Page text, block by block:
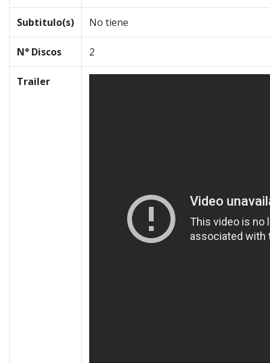
Subtitulo(s) No tiene
N° Discos 2
Trailer